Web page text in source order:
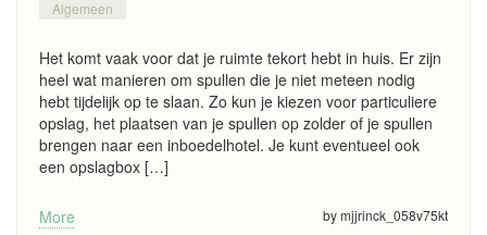
Algemeen
Het komt vaak voor dat je ruimte tekort hebt in huis. Er zijn
heel wat manieren om spullen die je niet meteen nodig
hebt tijdelijk op te slaan. Zo kun je kiezen voor particuliere
opslag, het plaatsen van je spullen op zolder of je spullen
brengen naar een inboedelhotel. Je kunt eventueel ook
een opslagbox […]
More by mjjrinck_058v75kt